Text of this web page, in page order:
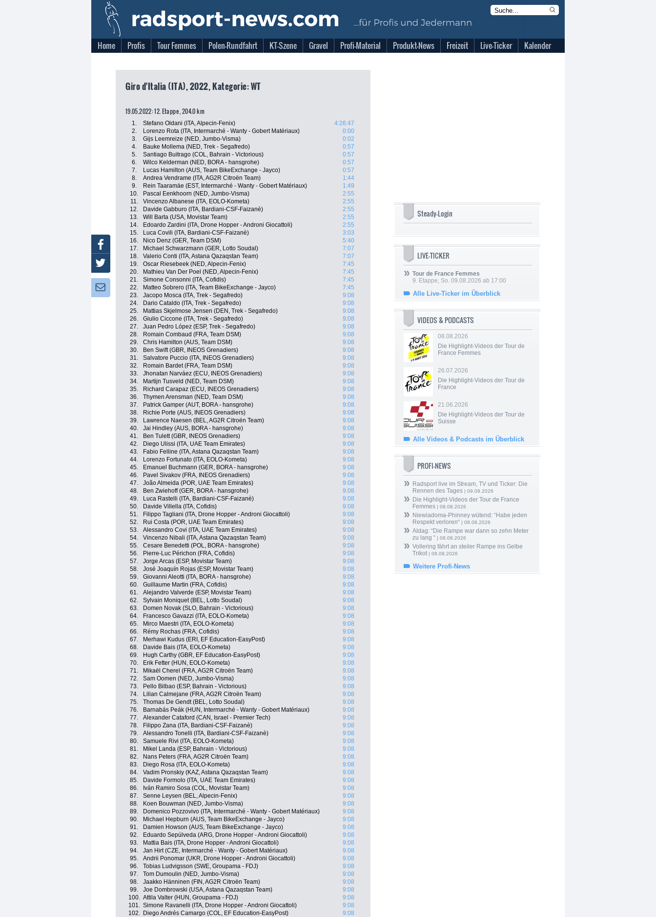
Home Profis Tour Femmes Polen-Rundfahrt KT-Szene Gravel Profi-Material Produkt-News Freizeit Live-Ticker Kalender
Giro d'Italia (ITA), 2022, Kategorie: WT
19.05.2022: 12. Etappe , 204.0 km
1. Stefano Oldani (ITA, Alpecin-Fenix)
4:26:47
2.
Lorenzo Rota (ITA, Intermarché - Wanty - Gobert Matériaux)
0:00
3.
Gijs Leemreize (NED, Jumbo-Visma)
0:02
4.
Bauke Mollema (NED, Trek - Segafredo)
0:57
5.
Santiago Buitrago (COL, Bahrain - Victorious)
0:57
6.
Wilco Kelderman (NED, BORA - hansgrohe)
0:57
7.
Lucas Hamilton (AUS, Team BikeExchange - Jayco)
0:57
8.
Andrea Vendrame (ITA, AG2R Citroën Team)
1:44
9.
Rein Taaramäe (EST, Intermarché - Wanty - Gobert Matériaux)
1:49
10.
Pascal Eenkhoorn (NED, Jumbo-Visma)
2:55
11.
Vincenzo Albanese (ITA, EOLO-Kometa)
2:55
12.
Davide Gabburo (ITA, Bardiani-CSF-Faizanè)
2:55
13.
Will Barta (USA, Movistar Team)
2:55
14.
Edoardo Zardini (ITA, Drone Hopper - Androni Giocattoli)
2:55
15.
Luca Covili (ITA, Bardiani-CSF-Faizanè)
3:03
16.
Nico Denz (GER, Team DSM)
5:40
17.
Michael Schwarzmann (GER, Lotto Soudal)
7:07
18.
Valerio Conti (ITA, Astana Qazaqstan Team)
7:07
19.
Oscar Riesebeek (NED, Alpecin-Fenix)
7:45
20.
Mathieu Van Der Poel (NED, Alpecin-Fenix)
7:45
21.
Simone Consonni (ITA, Cofidis)
7:45
22.
Matteo Sobrero (ITA, Team BikeExchange - Jayco)
7:45
23.
Jacopo Mosca (ITA, Trek - Segafredo)
9:08
24.
Dario Cataldo (ITA, Trek - Segafredo)
9:08
25.
Mattias Skjelmose Jensen (DEN, Trek - Segafredo)
9:08
26.
Giulio Ciccone (ITA, Trek - Segafredo)
9:08
27.
Juan Pedro López (ESP, Trek - Segafredo)
9:08
28.
Romain Combaud (FRA, Team DSM)
9:08
29.
Chris Hamilton (AUS, Team DSM)
9:08
30.
Ben Swift (GBR, INEOS Grenadiers)
9:08
31.
Salvatore Puccio (ITA, INEOS Grenadiers)
9:08
32.
Romain Bardet (FRA, Team DSM)
9:08
33.
Jhonatan Narváez (ECU, INEOS Grenadiers)
9:08
34.
Martijn Tusveld (NED, Team DSM)
9:08
35.
Richard Carapaz (ECU, INEOS Grenadiers)
9:08
36.
Thymen Arensman (NED, Team DSM)
9:08
37.
Patrick Gamper (AUT, BORA - hansgrohe)
9:08
38.
Richie Porte (AUS, INEOS Grenadiers)
9:08
39.
Lawrence Naesen (BEL, AG2R Citroën Team)
9:08
40.
Jai Hindley (AUS, BORA - hansgrohe)
9:08
41.
Ben Tulett (GBR, INEOS Grenadiers)
9:08
42.
Diego Ulissi (ITA, UAE Team Emirates)
9:08
43.
Fabio Felline (ITA, Astana Qazaqstan Team)
9:08
44.
Lorenzo Fortunato (ITA, EOLO-Kometa)
9:08
45.
Emanuel Buchmann (GER, BORA - hansgrohe)
9:08
46.
Pavel Sivakov (FRA, INEOS Grenadiers)
9:08
47.
João Almeida (POR, UAE Team Emirates)
9:08
48.
Ben Zwiehoff (GER, BORA - hansgrohe)
9:08
49.
Luca Rastelli (ITA, Bardiani-CSF-Faizanè)
9:08
50.
Davide Villella (ITA, Cofidis)
9:08
51.
Filippo Tagliani (ITA, Drone Hopper - Androni Giocattoli)
9:08
52.
Rui Costa (POR, UAE Team Emirates)
9:08
53.
Alessandro Covi (ITA, UAE Team Emirates)
9:08
54.
Vincenzo Nibali (ITA, Astana Qazaqstan Team)
9:08
55.
Cesare Benedetti (POL, BORA - hansgrohe)
9:08
56.
Pierre-Luc Périchon (FRA, Cofidis)
9:08
57.
Jorge Arcas (ESP, Movistar Team)
9:08
58.
José Joaquín Rojas (ESP, Movistar Team)
9:08
59.
Giovanni Aleotti (ITA, BORA - hansgrohe)
9:08
60.
Guillaume Martin (FRA, Cofidis)
9:08
61.
Alejandro Valverde (ESP, Movistar Team)
9:08
62.
Sylvain Moniquet (BEL, Lotto Soudal)
9:08
63.
Domen Novak (SLO, Bahrain - Victorious)
9:08
64.
Francesco Gavazzi (ITA, EOLO-Kometa)
9:08
65.
Mirco Maestri (ITA, EOLO-Kometa)
9:08
66.
Rémy Rochas (FRA, Cofidis)
9:08
67.
Merhawi Kudus (ERI, EF Education-EasyPost)
9:08
68.
Davide Bais (ITA, EOLO-Kometa)
9:08
69.
Hugh Carthy (GBR, EF Education-EasyPost)
9:08
70.
Erik Fetter (HUN, EOLO-Kometa)
9:08
71.
Mikaël Cherel (FRA, AG2R Citroën Team)
9:08
72.
Sam Oomen (NED, Jumbo-Visma)
9:08
73.
Pello Bilbao (ESP, Bahrain - Victorious)
9:08
74.
Lilian Calmejane (FRA, AG2R Citroën Team)
9:08
75.
Thomas De Gendt (BEL, Lotto Soudal)
9:08
76.
Barnabás Peák (HUN, Intermarché - Wanty - Gobert Matériaux)
9:08
77.
Alexander Cataford (CAN, Israel - Premier Tech)
9:08
78.
Filippo Zana (ITA, Bardiani-CSF-Faizanè)
9:08
79.
Alessandro Tonelli (ITA, Bardiani-CSF-Faizanè)
9:08
80.
Samuele Rivi (ITA, EOLO-Kometa)
9:08
81.
Mikel Landa (ESP, Bahrain - Victorious)
9:08
82.
Nans Peters (FRA, AG2R Citroën Team)
9:08
83.
Diego Rosa (ITA, EOLO-Kometa)
9:08
84.
Vadim Pronskiy (KAZ, Astana Qazaqstan Team)
9:08
85.
Davide Formolo (ITA, UAE Team Emirates)
9:08
86.
Iván Ramiro Sosa (COL, Movistar Team)
9:08
87.
Senne Leysen (BEL, Alpecin-Fenix)
9:08
88.
Koen Bouwman (NED, Jumbo-Visma)
9:08
89.
Domenico Pozzovivo (ITA, Intermarché - Wanty - Gobert Matériaux)
9:08
90.
Michael Hepburn (AUS, Team BikeExchange - Jayco)
9:08
91.
Damien Howson (AUS, Team BikeExchange - Jayco)
9:08
92.
Eduardo Sepúlveda (ARG, Drone Hopper - Androni Giocattoli)
9:08
93.
Mattia Bais (ITA, Drone Hopper - Androni Giocattoli)
9:08
94.
Jan Hirt (CZE, Intermarché - Wanty - Gobert Matériaux)
9:08
95.
Andrii Ponomar (UKR, Drone Hopper - Androni Giocattoli)
9:08
96.
Tobias Ludvigsson (SWE, Groupama - FDJ)
9:08
97.
Tom Dumoulin (NED, Jumbo-Visma)
9:08
98.
Jaakko Hänninen (FIN, AG2R Citroën Team)
9:08
99.
Joe Dombrowski (USA, Astana Qazaqstan Team)
9:08
100. Attila Valter (HUN, Groupama - FDJ)
9:08
101. Simone Ravanelli (ITA, Drone Hopper - Androni Giocattoli)
9:08
102.
Diego Andrés Camargo (COL, EF Education-EasyPost)
9:08
Steady-Login
LIVE-TICKER
Tour de France Femmes
9. Etappe, So. 09.08.2026 ab 17:00
Alle Live-Ticker im Überblick
VIDEOS & PODCASTS
08.08.2026
Die Highlight-Videos der Tour de
France Femmes
26.07.2026
Die Highlight-Videos der Tour de
France
21.06.2026
Die Highlight-Videos der Tour de
Suisse
Alle Videos & Podcasts im Überblick
PROFI-NEWS
Radsport live im Stream, TV und Ticker: Die
Rennen des Tages | 09.08.2026
Die Highlight-Videos der Tour de France
Femmes | 08.08.2026
Niewiadoma-Phinney wütend: “Habe jeden
Respekt verloren“ | 08.08.2026
Aldag: “Die Rampe war dann so zehn Meter
zu lang “ | 08.08.2026
Vollering fährt an steiler Rampe ins Gelbe
Trikot| 08.08.2026
Weitere Profi-News
Facebook
Twitter
Newsletter: